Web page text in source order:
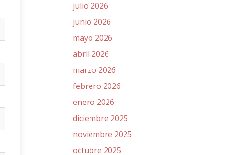
julio 2026
junio 2026
mayo 2026
abril 2026
marzo 2026
febrero 2026
enero 2026
diciembre 2025
noviembre 2025
octubre 2025